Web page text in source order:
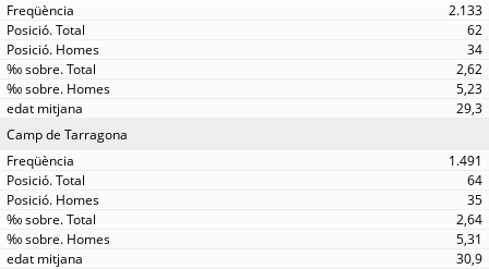
2.133
62
34
2,62
5,23
29,3
Camp de Tarragona
1.491
64
35
2,64
5,31
30,9